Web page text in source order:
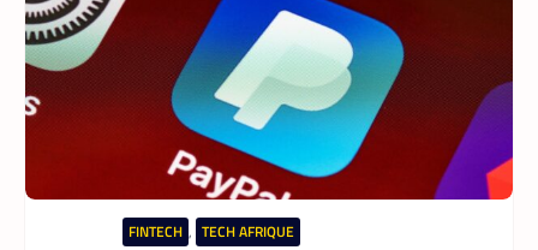
FINTECH , TECH AFRIQUE